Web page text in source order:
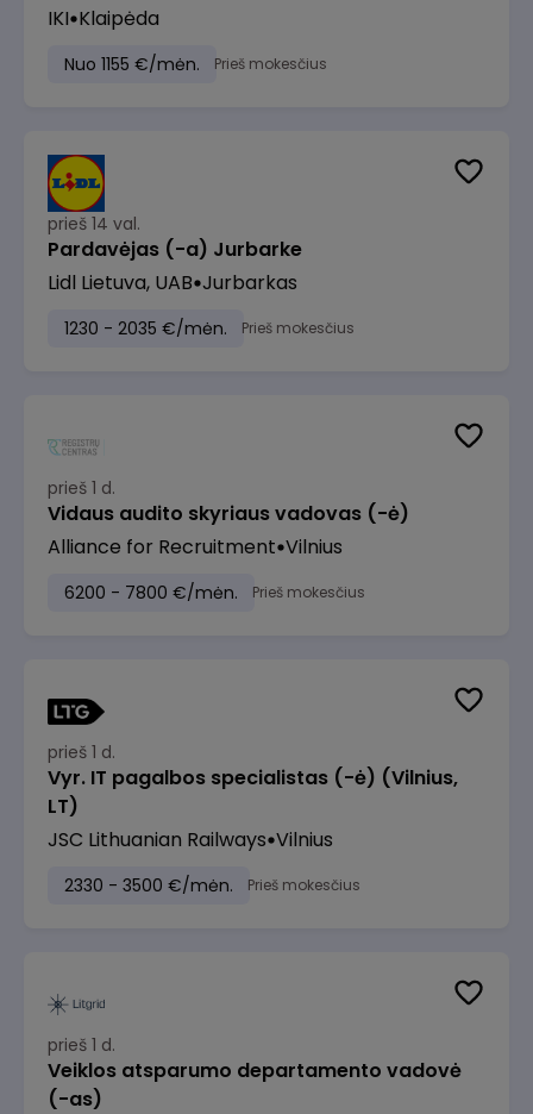
IKI Klaipėda
Nuo 1155 €/mėn. Prieš mokesčius
prieš 14 val.
Pardavėjas (-a) Jurbarke
Lidl Lietuva, UAB Jurbarkas
1230 - 2035 €/mėn. Prieš mokesčius
prieš 1 d.
Vidaus audito skyriaus vadovas (-ė)
Alliance for Recruitment Vilnius
6200 - 7800 €/mėn. Prieš mokesčius
prieš 1 d.
Vyr. IT pagalbos specialistas (-ė) (Vilnius,
LT)
JSC Lithuanian Railways Vilnius
2330 - 3500 €/mėn. Prieš mokesčius
prieš 1 d.
Veiklos atsparumo departamento vadovė
(-as)